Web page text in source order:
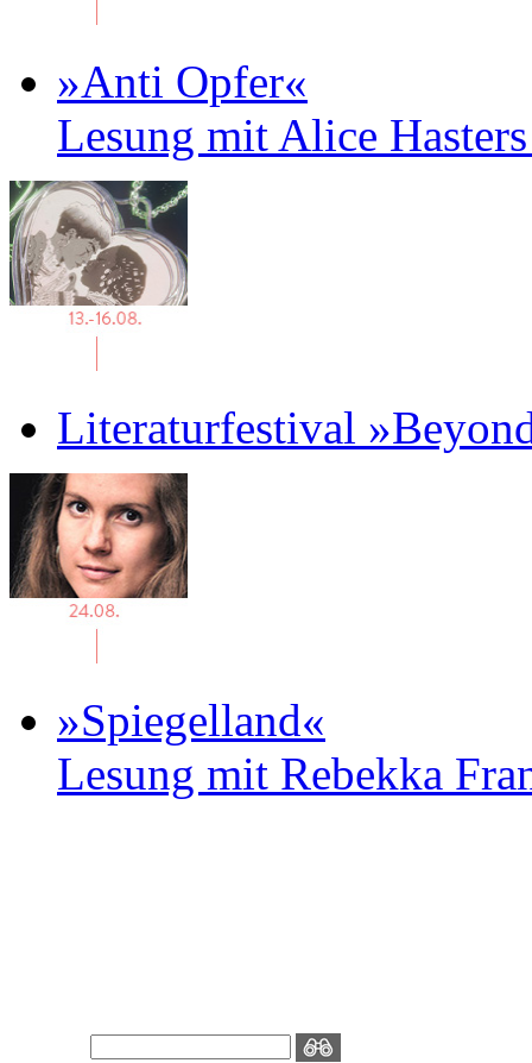
»Anti Opfer«
Lesung mit Alice
Literaturfestival
»Spiegelland«
Lesung mit Rebekka